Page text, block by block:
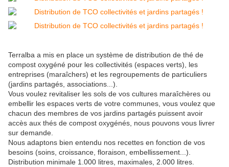
Terralba a mis en place un système de distribution de thé de
compost oxygéné pour les collectivités (espaces verts), les
entreprises (maraîchers) et les regroupements de particuliers
(jardins partagés, associations...).
Vous voulez revitaliser les sols de vos cultures maraîchères ou
embellir les espaces verts de votre communes, vous voulez que
chacun des membres de vos jardins partagés puissent avoir
accès aux thés de compost oxygénés, nous pouvons vous livrer
sur demande.
Nous adaptons bien entendu nos recettes en fonction de vos
besoins (soins, croissance, floraison, embellissement...).
Distribution minimale 1.000 litres, maximales, 2.000 litres.